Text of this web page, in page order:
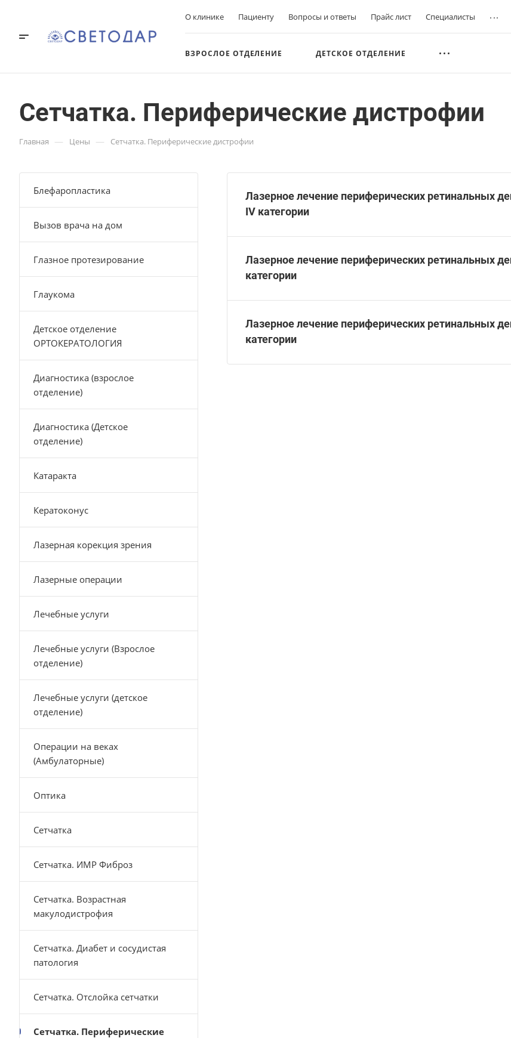
О клинике Пациенту Вопросы и ответы Прайс лист Специалисты ...
ВЗРОСЛОЕ ОТДЕЛЕНИЕ ДЕТСКОЕ ОТДЕЛЕНИЕ
Сетчатка. Периферические дистрофии
Главная — Цены — Сетчатка. Периферические дистрофии
Лазерное лечение периферических ретинальных
IV категории
Лазерное лечение периферических ретинальных
категории
Лазерное лечение периферических ретинальных
категории
Блефаропластика
Вызов врача на дом
Глазное протезирование
Глаукома
Детское отделение
ОРТОКЕРАТОЛОГИЯ
Диагностика (взрослое
отделение)
Диагностика (Детское
отделение)
Катаракта
Кератоконус
Лазерная корекция зрения
Лазерные операции
Лечебные услуги
Лечебные услуги (Взрослое
отделение)
Лечебные услуги (детское
отделение)
Операции на веках
(Амбулаторные)
Оптика
Сетчатка
Сетчатка. ИМР Фиброз
Сетчатка. Возрастная
макулодистрофия
Сетчатка. Диабет и сосудистая
патология
Сетчатка. Отслойка сетчатки
Сетчатка. Периферические